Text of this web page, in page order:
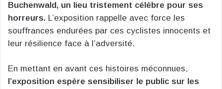
Buchenwald, un lieu tristement célèbre pour ses
horreurs. L’exposition rappelle avec force les
souffrances endurées par ces cyclistes innocents et
leur résilience face à l’adversité.
En mettant en avant ces histoires méconnues,
l’exposition espère sensibiliser le public sur les